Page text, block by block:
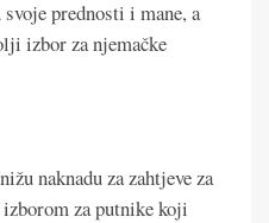
prednosti i mane, a
izbor za njemačke
naknadu za zahtjeve za
za putnike koji